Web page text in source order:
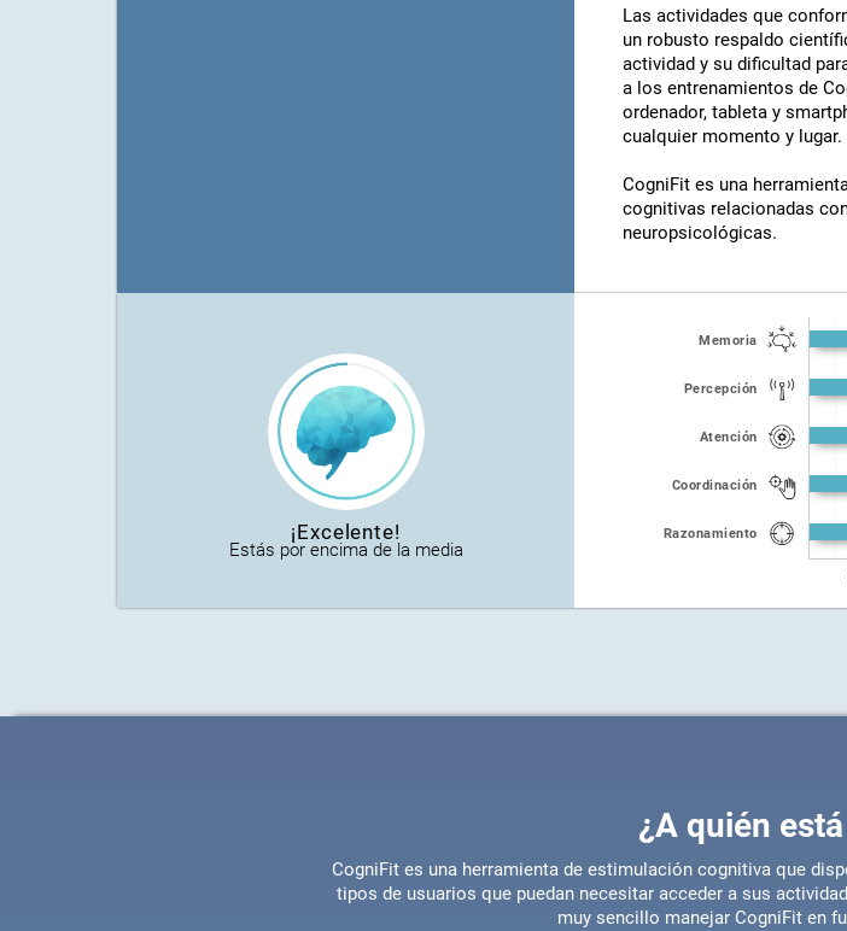
Las actividades que
un robusto respaldo
actividad y su dificultad
a los entrenamientos de
ordenador, tableta y
cualquier momento y lugar.
CogniFit es una
cognitivas relacionadas
neuropsicológicas.
¡Excelente!
Estás por encima de la media
Memoria
Percepción
Atención
Coordinación
Razonamiento
¿A quién
CogniFit es una herramienta de estimulación cognitiva que
tipos de usuarios que puedan necesitar acceder a sus
muy sencillo manejar CogniFit en